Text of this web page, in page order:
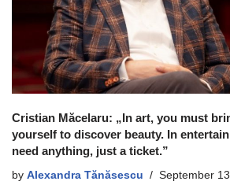
Cristian Măcelaru: „In art, you must
yourself to discover beauty. In
need anything, just a ticket.”
by Alexandra Tănăsescu September